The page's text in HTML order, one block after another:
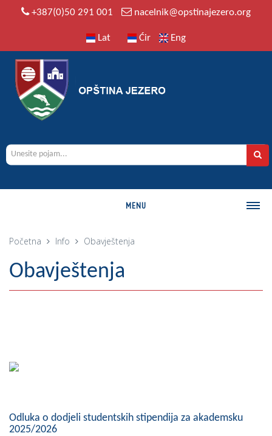
+387(0)50 291 001 nacelnik@opstinajezero.org
Lat Ćir Eng
MENU
O OPŠTINI
Istorija
Geografija
O Načelniku
Početna Info Obavještenja
Obavještenja
Odluka o dodjeli studentskih stipendija za akademsku
2025/2026